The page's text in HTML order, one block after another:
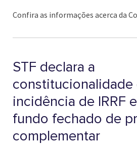
Confira as informações acerca da
STF declara a
constitucionalidade
incidência de IRRF
fundo fechado de
complementar